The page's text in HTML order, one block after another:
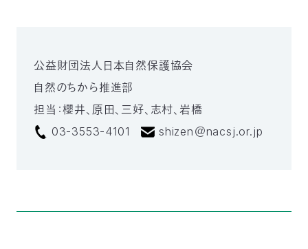
公益財団法人日本自然保護協会
自然のちから推進部
担当：櫻井、原田、三好、志村、岩橋
03-3553-4101
shizen＠nacsj.or.jp